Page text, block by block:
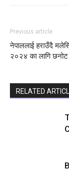
समाचार
अन्तर्राष्ट्रिय
Video
समाचार
अन्तर्राष्ट्रिय
Video
Previous article
नेपाललाई हराउँदै
२०२४ का लागि छनोट
RELATED